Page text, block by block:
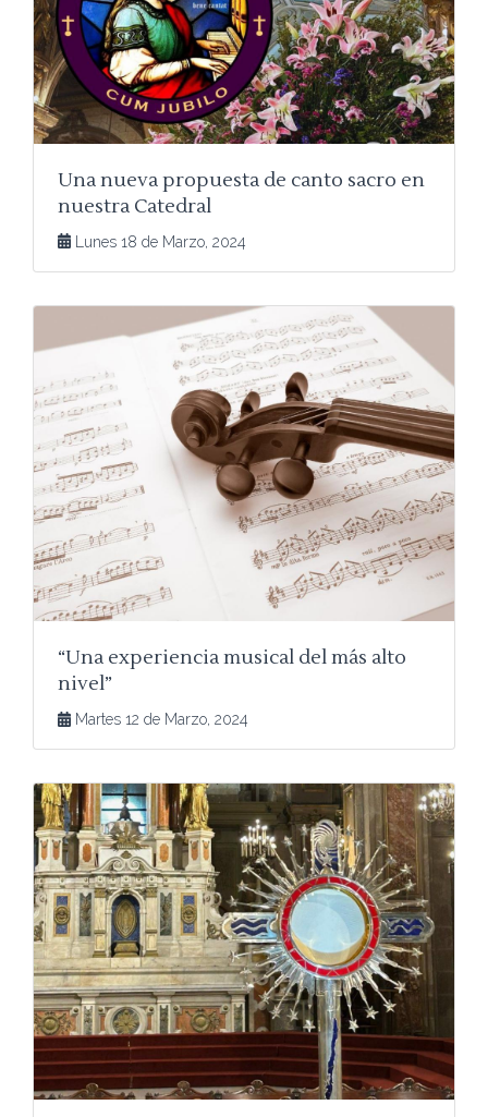
Una nueva propuesta de canto sacro en
nuestra Catedral
Lunes 18 de Marzo, 2024
“Una experiencia musical del más alto
nivel”
Martes 12 de Marzo, 2024